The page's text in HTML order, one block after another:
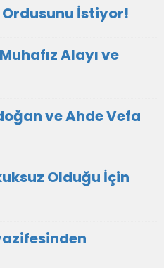
Ordusunu İstiyor!
Alayı ve
ve Ahde Vefa
Olduğu İçin